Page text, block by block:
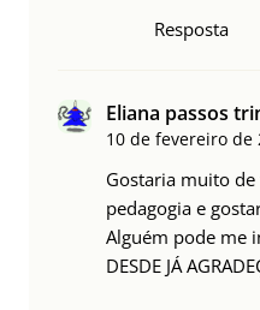
Resposta
Eliana passos
10 de fevereiro de
Gostaria muito
pedagogia e
Alguém pode me
DESDE JÁ